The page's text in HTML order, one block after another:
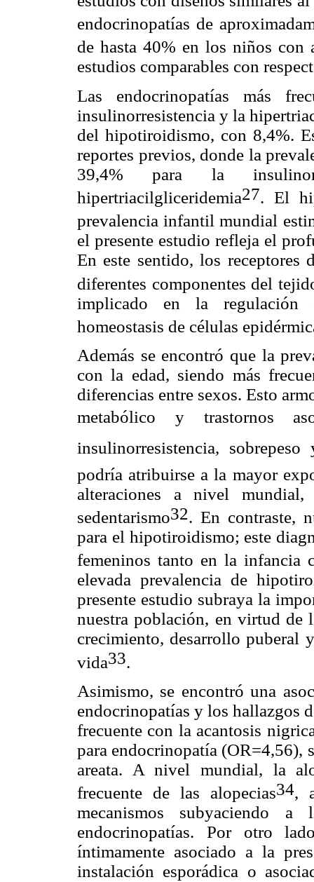
endocrinopatías de
de hasta 40% en los niños con
estudios comparables con
Las endocrinopatías más
insulinorresistencia y la
del hipotiroidismo, con 8,4%.
reportes previos, donde la
39,4% para la
hipertriacilgliceridemia27. El
prevalencia infantil mundial
el presente estudio refleja el
En este sentido, los receptores
diferentes componentes del
implicado en la regulación
homeostasis de células
Además se encontró que la
con la edad, siendo más
diferencias entre sexos. Esto
metabólico y trastornos
insulinorresistencia,
podría atribuirse a la mayor
alteraciones a nivel
sedentarismo32. En contraste,
para el hipotiroidismo; este
femeninos tanto en la infancia
elevada prevalencia de
presente estudio subraya la
nuestra población, en virtud de
crecimiento, desarrollo puberal
vida33.
Asimismo, se encontró una
endocrinopatías y los hallazgos
frecuente con la acantosis
para endocrinopatía (OR=4,56),
areata. A nivel mundial, la
frecuente de las alopecias34,
mecanismos subyaciendo
endocrinopatías. Por otro
íntimamente asociado a la
instalación esporádica o